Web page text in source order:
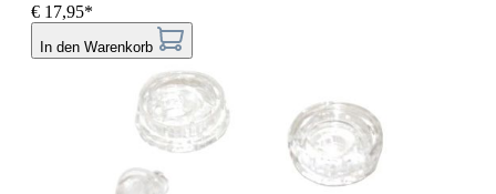
€ 17,95*
In den Warenkorb